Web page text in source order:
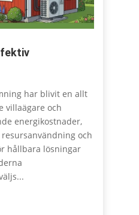
har blivit en allt
villaägare och
energikostnader,
och
hållbara lösningar